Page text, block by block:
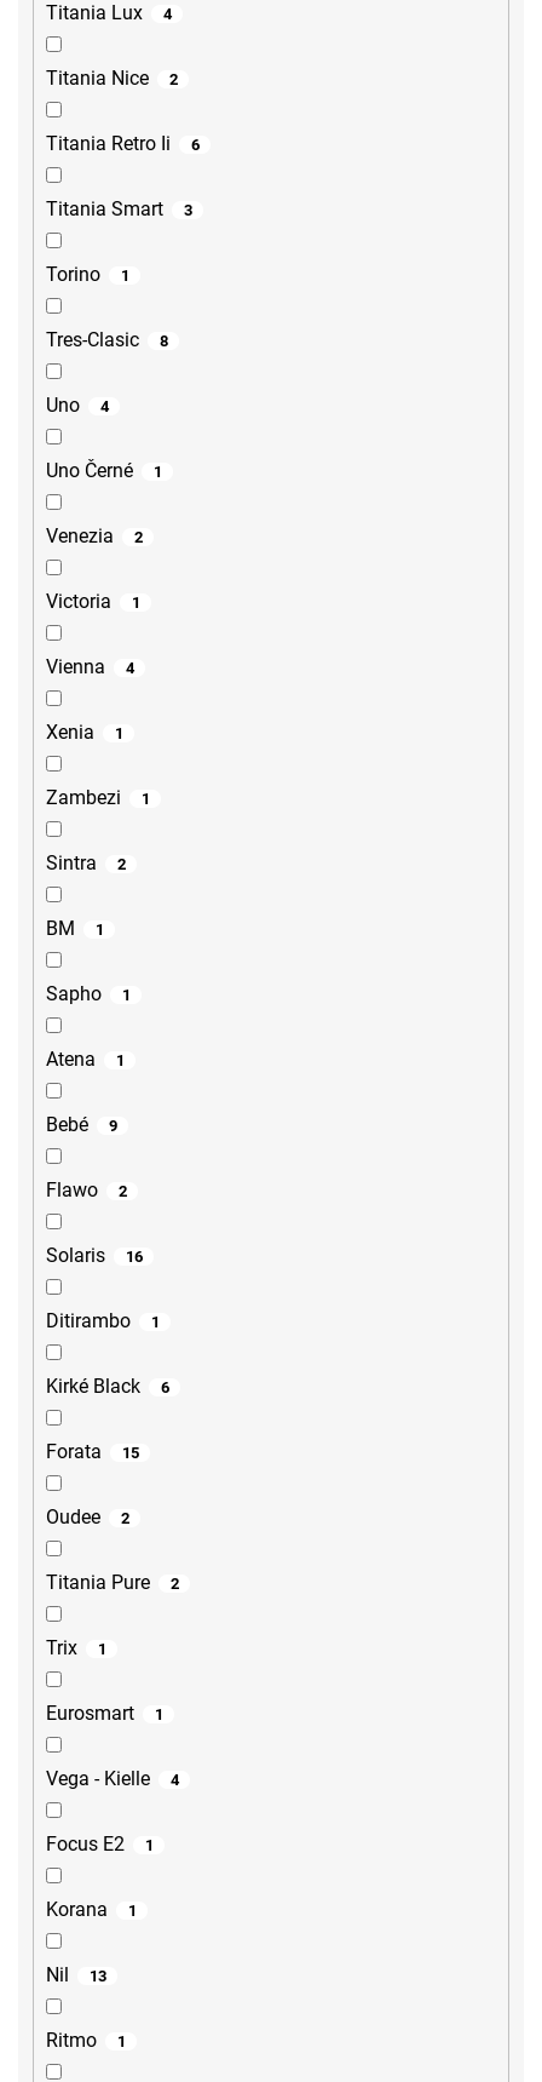
Titania Lux 4
Titania Nice 2
Titania Retro Ii 6
Titania Smart 3
Torino 1
Tres-Clasic 8
Uno 4
Uno Černé 1
Venezia 2
Victoria 1
Vienna 4
Xenia 1
Zambezi 1
Sintra 2
BM 1
Sapho 1
Atena 1
Bebé 9
Flawo 2
Solaris 16
Ditirambo 1
Kirké Black 6
Forata 15
Oudee 2
Titania Pure 2
Trix 1
Eurosmart 1
Vega - Kielle 4
Focus E2 1
Korana 1
Nil 13
Ritmo 1